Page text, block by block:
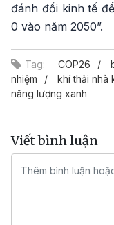
đánh đổi kinh tế
0 vào năm 2050”.
Tag: COP26
nhiệm
khí thải nhà
năng lượng xanh
Viết bình luận